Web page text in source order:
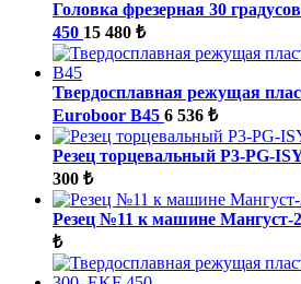
Головка фрезерная 30
450 15 480 ₺
Твердосплавная режущая
Euroboor B45 6 536 ₺
Резец торцевальный P3-PG-
300 ₺
Резец №11 к машине Мангуст-
₺